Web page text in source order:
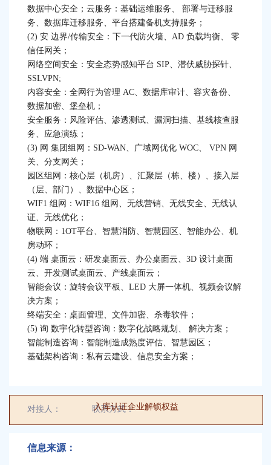
科普艺术海选等系列合作
/ 光明创新岛寻求优质企业入驻
未来风景科技有限公司寻求自然教育及
共建花园项目合作
眼科医院做异业合作需求
华为云寻求IT项目领域合作
夏令营需要书法老师一名，汉服老师一
名
/
采购两台VR眼镜以及桌面科普设备
邀请各单位参与现场展示：2024光明区
科技周启动仪式
/
等项目
数据中心安全；云服务：基础运维服务、 部署与迁移服
务、数据库迁移服务、平台搭建备机支持服务；
(2) 安 边界/传输安全：下一代防火墙、AD 负载均衡、 零
信任网关；
网络空间安全：安全态势感知平台 SIP、潜伏威胁探针、
SSLVPN;
内容安全：全网行为管理 AC、数据库审计、容灾备份、
数据加密、堡垒机；
安全服务：风险评估、渗透测试、漏洞扫描、基线核查服
务、应急演练；
(3) 网 集团组网：SD-WAN、广域网优化 WOC、 VPN 网
关、分支网关；
园区组网：核心层（机房）、汇聚层（栋、楼）、接入层
（层、部门）、数据中心区；
WIF1 组网：WIF16 组网、无线营销、无线安全、无线认
证、无线优化；
物联网：1OT平台、智慧消防、智慧园区、智能办公、机
房动环；
(4) 端 桌面云：研发桌面云、办公桌面云、3D 设计桌面
云、开发测试桌面云、产线桌面云；
智能会议：旋转会议平板、LED 大屏一体机、视频会议解
决方案；
终端安全：桌面管理、文件加密、杀毒软件；
(5) 询 数宇化转型咨询：数字化战略规划、 解决方案；
智能制造咨询：智能制造成熟度评估、智慧园区；
基础架构咨询：私有云建设、信息安全方案；
入库认证企业解锁权益
对接人： 联系方式：00000000000
信息来源：